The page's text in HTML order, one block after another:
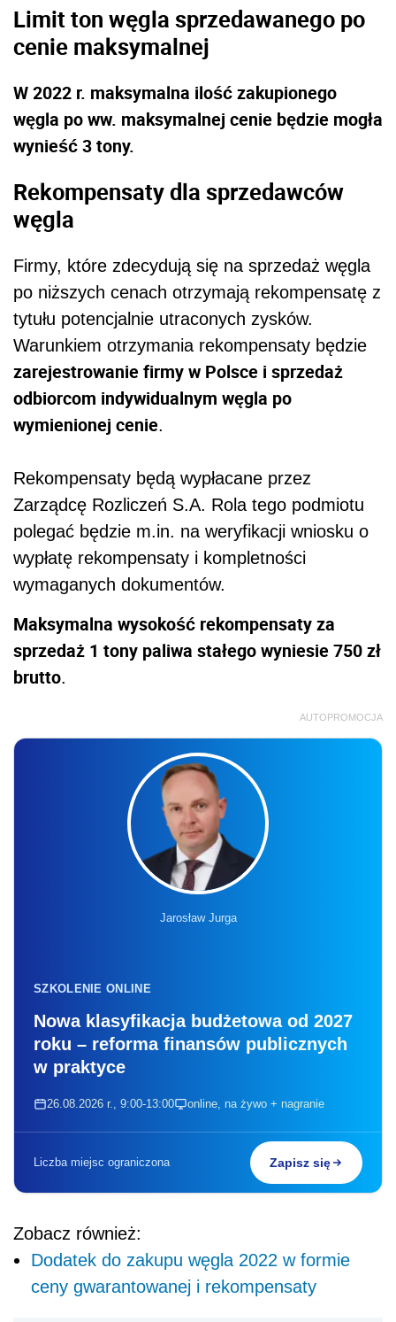
Limit ton węgla sprzedawanego po
cenie maksymalnej
W 2022 r. maksymalna ilość zakupionego
węgla po ww. maksymalnej cenie będzie mogła
wynieść 3 tony.
Rekompensaty dla sprzedawców
węgla
Firmy, które zdecydują się na sprzedaż węgla
po niższych cenach otrzymają rekompensatę z
tytułu potencjalnie utraconych zysków.
Warunkiem otrzymania rekompensaty będzie
zarejestrowanie firmy w Polsce i sprzedaż
odbiorcom indywidualnym węgla po
wymienionej cenie.
Rekompensaty będą wypłacane przez
Zarządcę Rozliczeń S.A. Rola tego podmiotu
polegać będzie m.in. na weryfikacji wniosku o
wypłatę rekompensaty i kompletności
wymaganych dokumentów.
Maksymalna wysokość rekompensaty za
sprzedaż 1 tony paliwa stałego wyniesie 750 zł
brutto.
AUTOPROMOCJA
Jarosław Jurga
SZKOLENIE ONLINE
Nowa klasyfikacja budżetowa od 2027
roku – reforma finansów publicznych
w praktyce
26.08.2026 r., 9:00-13:00 online, na żywo + nagranie
Liczba miejsc ograniczona Zapisz się
Zobacz również:
Dodatek do zakupu węgla 2022 w formie
ceny gwarantowanej i rekompensaty